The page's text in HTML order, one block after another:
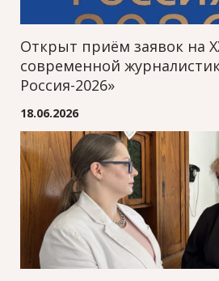
Открыт приём заявок на
современной
Россия-2026»
18.06.2026